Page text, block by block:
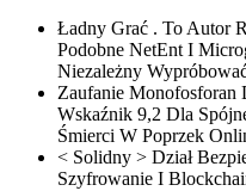
Ładny Grać . To Autor
Podobne NetEnt I
Niezależny
Zaufanie Monofosforan
Wskaźnik 9,2 Dla
Śmierci W Poprzek
< Solidny > Dział
Szyfrowanie I